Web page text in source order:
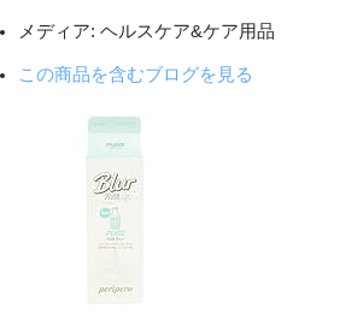
メディア: ヘルスケア&ケア用品
この商品を含むブログを見る